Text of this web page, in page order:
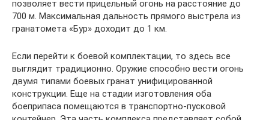
позволяет вести прицельный огонь на расстояние до
700 м. Максимальная дальность прямого выстрела из
гранатомета «Бур» доходит до 1 км.
Если перейти к боевой комплектации, то здесь все
выглядит традиционно. Оружие способно вести огонь
двумя типами боевых гранат унифицированной
конструкции. Еще на стадии изготовления оба
боеприпаса помещаются в транспортно-пусковой